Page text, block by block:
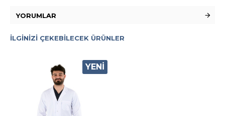
YORUMLAR
İLGINIZI ÇEKEBILECEK ÜRÜNLER
YENI